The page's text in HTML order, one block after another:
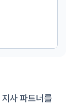
지사 파트너를